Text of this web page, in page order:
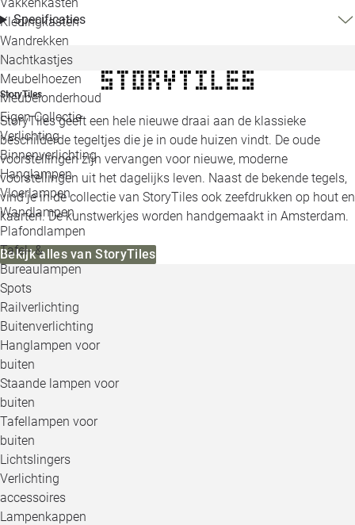
Kledingkasten
Wandrekken
Nachtkastjes
Meubelhoezen
Meubelonderhoud
Eigen Collectie
Verlichting
Binnenverlichting
Hanglampen
Vloerlampen
Wandlampen
Plafondlampen
Tafel- &
Bureaulampen
Spots
Railverlichting
Buitenverlichting
Hanglampen voor
buiten
Staande lampen voor
buiten
Tafellampen voor
buiten
Lichtslingers
Verlichting
accessoires
Lampenkappen
Specificaties
StoryTiles
StoryTiles geeft een hele nieuwe draai aan de klassieke
beschilderde tegeltjes die je in oude huizen vindt. De oude
voorstellingen zijn vervangen voor nieuwe, moderne
voorstellingen uit het dagelijks leven. Naast de bekende tegels,
vind je in de collectie van StoryTiles ook zeefdrukken op hout en
kaarten. De kunstwerkjes worden handgemaakt in Amsterdam.
Bekijk alles van StoryTiles